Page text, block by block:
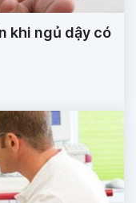
khi ngủ dậy có